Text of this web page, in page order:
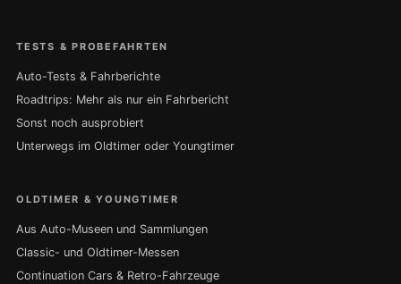
TESTS & PROBEFAHRTEN
Auto-Tests & Fahrberichte
Roadtrips: Mehr als nur ein Fahrbericht
Sonst noch ausprobiert
Unterwegs im Oldtimer oder Youngtimer
OLDTIMER & YOUNGTIMER
Aus Auto-Museen und Sammlungen
Classic- und Oldtimer-Messen
Continuation Cars & Retro-Fahrzeuge